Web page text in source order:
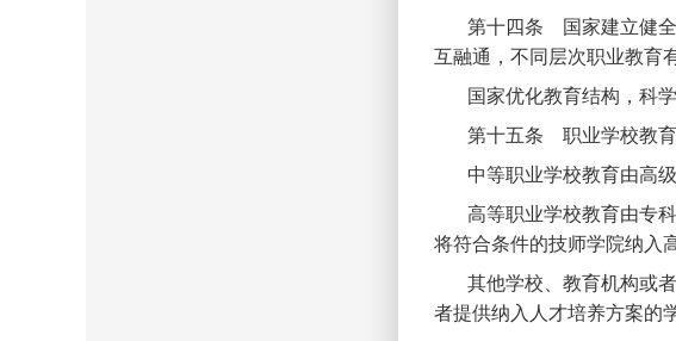
第十四条 国家建立健全
互融通，不同层次职业教育
国家优化教育结构，科
第十五条 职业学校教育
中等职业学校教育由高
高等职业学校教育由专
将符合条件的技师学院纳入
其他学校、教育机构或
者提供纳入人才培养方案的